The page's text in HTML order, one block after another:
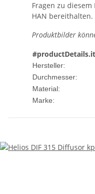
Fragen zu
HAN bereithalten.
Produktbilder
Hersteller:
Durchmesser:
Material:
Marke: